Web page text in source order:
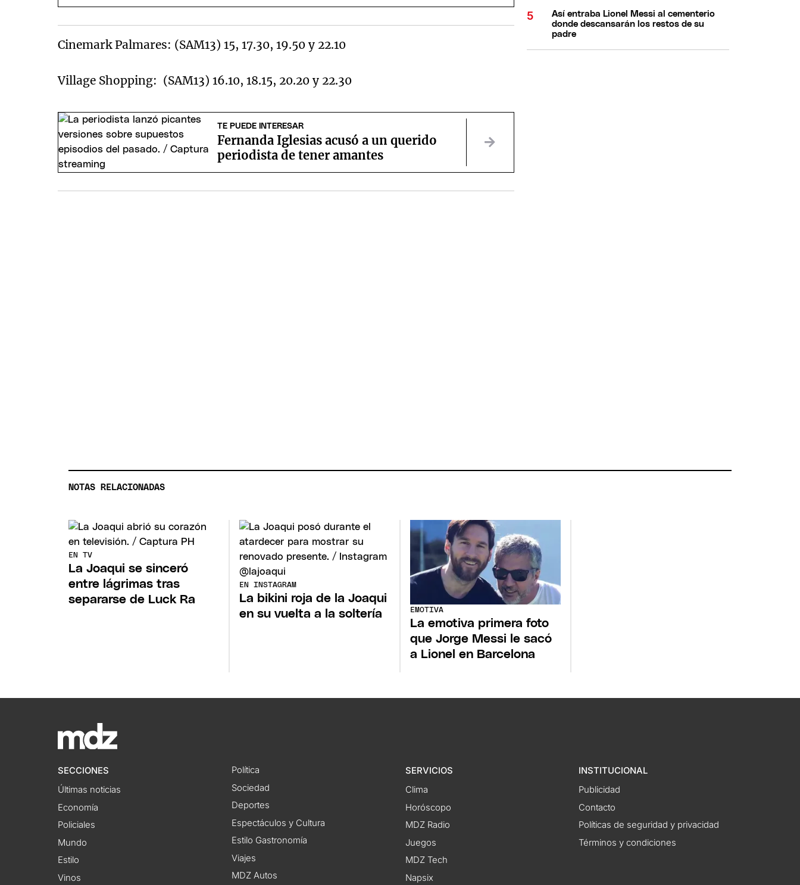
Cinemark Palmares: (SAM13) 15, 17.30, 19.50 y 22.10
Village Shopping: (SAM13) 16.10, 18.15, 20.20 y 22.30
TE PUEDE INTERESAR
Fernanda Iglesias acusó a un querido
periodista de tener amantes
Así entraba Lionel Messi al cementerio
donde descansarán los restos de su
padre
NOTAS RELACIONADAS
EN TV
La Joaqui se sinceró
entre lágrimas tras
separarse de Luck Ra
EN INSTAGRAM
La bikini roja de la Joaqui
en su vuelta a la soltería
EMOTIVA
La emotiva primera foto
que Jorge Messi le sacó
a Lionel en Barcelona
SECCIONES
Últimas noticias
Economía
Policiales
Mundo
Estilo
Vinos
Política
Sociedad
Deportes
Espectáculos y Cultura
Estilo Gastronomía
Viajes
MDZ Autos
SERVICIOS
Clima
Horóscopo
MDZ Radio
Juegos
MDZ Tech
Napsix
INSTITUCIONAL
Publicidad
Contacto
Políticas de seguridad y privacidad
Términos y condiciones